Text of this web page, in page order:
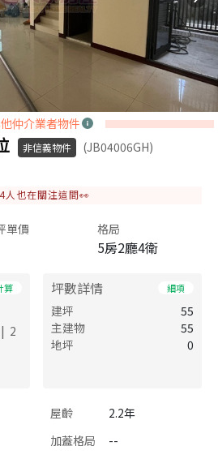
仲介業者物件
非信義物件
(JB04006GH)
人也在關注這間👀
單價 格局
5房2廳4衛
算
| 2
坪數詳情 細項
建坪
55
主建物
55
地坪
0
屋齡
2.2年
加蓋格局
--